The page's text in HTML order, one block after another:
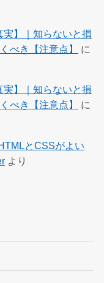
実】｜知らないと損
べき【注意点】
に
実】｜知らないと損
べき【注意点】
に
とCSSがよい
より